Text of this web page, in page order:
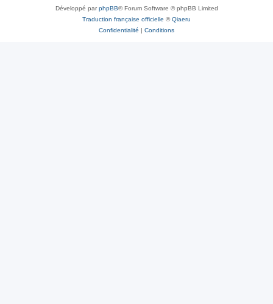
Développé parphpBB® Forum Software © phpBB Limited
Traduction française officielle ©Qiaeru
Confidentialité | Conditions